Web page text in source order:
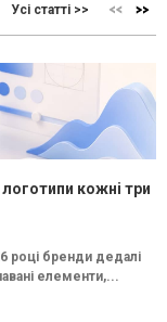
Усі статті >>
кожні три
році бренди дедалі
елементи,...